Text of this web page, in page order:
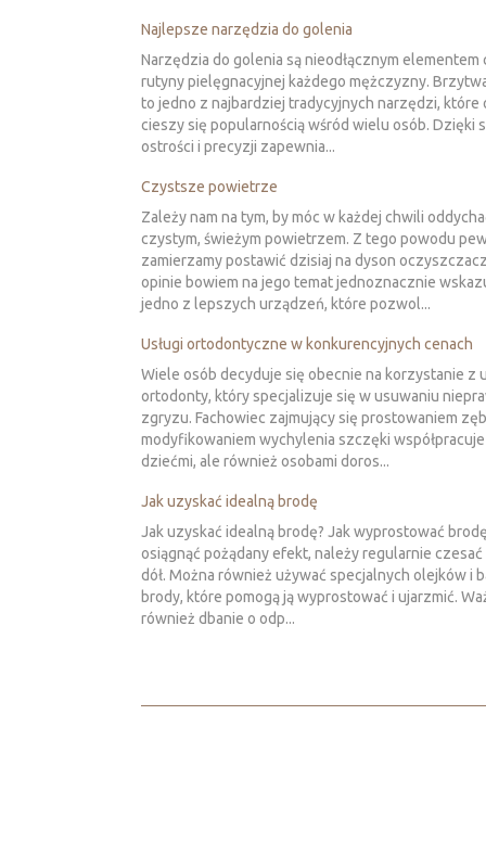
Najlepsze narzędzia do golenia
Narzędzia do golenia są nieodłącznym elementem
rutyny pielęgnacyjnej każdego mężczyzny.
to jedno z najbardziej tradycyjnych narzędzi, które
cieszy się popularnością wśród wielu osób. Dzięki
ostrości i precyzji zapewnia...
Czystsze powietrze
Zależy nam na tym, by móc w każdej chwili
czystym, świeżym powietrzem. Z tego powodu
zamierzamy postawić dzisiaj na dyson
opinie bowiem na jego temat jednoznacznie
jedno z lepszych urządzeń, które pozwol...
Usługi ortodontyczne w konkurencyjnych cenach
Wiele osób decyduje się obecnie na korzystanie z
ortodonty, który specjalizuje się w usuwaniu
zgryzu. Fachowiec zajmujący się prostowaniem
modyfikowaniem wychylenia szczęki
dziećmi, ale również osobami doros...
Jak uzyskać idealną brodę
Jak uzyskać idealną brodę? Jak wyprostować
osiągnąć pożądany efekt, należy regularnie
dół. Można również używać specjalnych olejków i
brody, które pomogą ją wyprostować i ujarzmić.
również dbanie o odp...